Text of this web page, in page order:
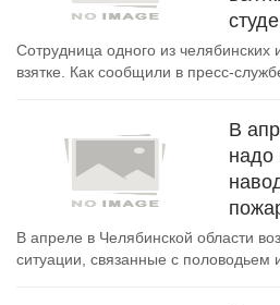
Сотрудница одного из челябинских
взятке. Как сообщили в пресс-
В
надо
В апреле в Челябинской области
ситуации, связанные с половодьем